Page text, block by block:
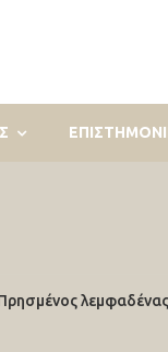
λεμφαδένας